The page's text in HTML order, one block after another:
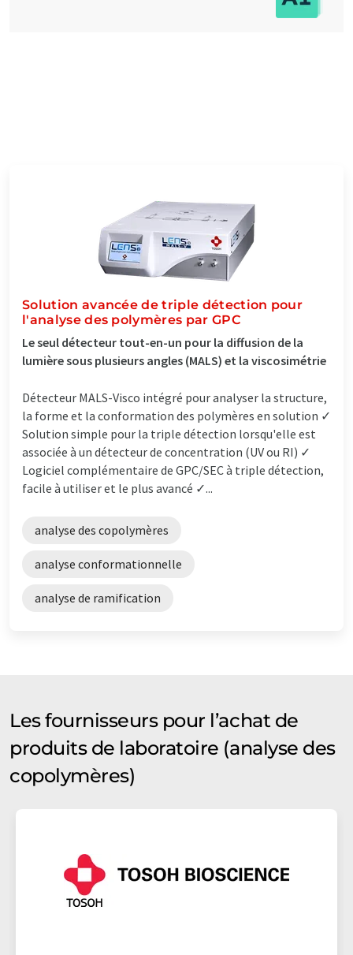
Solution avancée de triple détection pour
l'analyse des polymères par GPC
Le seul détecteur tout-en-un pour la diffusion de la
lumière sous plusieurs angles (MALS) et la viscosimétrie
Détecteur MALS-Visco intégré pour analyser la structure,
la forme et la conformation des polymères en solution ✓
Solution simple pour la triple détection lorsqu'elle est
associée à un détecteur de concentration (UV ou RI) ✓
Logiciel complémentaire de GPC/SEC à triple détection,
facile à utiliser et le plus avancé ✓...
analyse des copolymères
analyse conformationnelle
analyse de ramification
Les fournisseurs pour l’achat de
produits de laboratoire (analyse des
copolymères)